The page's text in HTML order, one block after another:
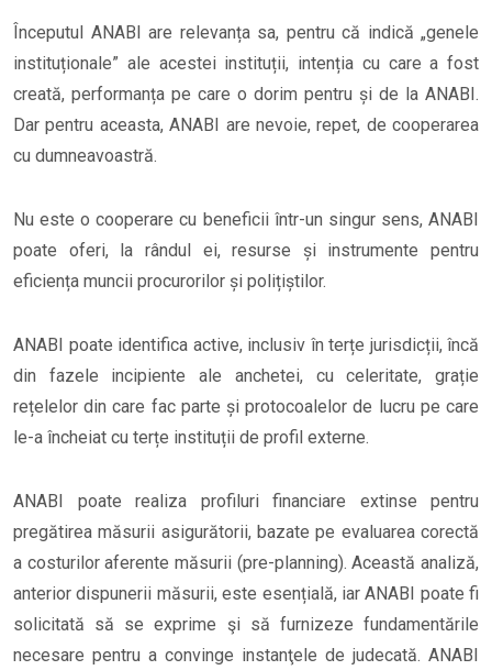
Începutul ANABI are relevanța sa, pentru că indică „genele
instituționale” ale acestei instituții, intenția cu care a fost
creată, performanța pe care o dorim pentru și de la ANABI.
Dar pentru aceasta, ANABI are nevoie, repet, de cooperarea
cu dumneavoastră.
Nu este o cooperare cu beneficii într-un singur sens, ANABI
poate oferi, la rândul ei, resurse și instrumente pentru
eficiența muncii procurorilor și polițiștilor.
ANABI poate identifica active, inclusiv în terțe jurisdicții, încă
din fazele incipiente ale anchetei, cu celeritate, grație
rețelelor din care fac parte și protocoalelor de lucru pe care
le-a încheiat cu terțe instituții de profil externe.
ANABI poate realiza profiluri financiare extinse pentru
pregătirea măsurii asigurătorii, bazate pe evaluarea corectă
a costurilor aferente măsurii (pre-planning). Această analiză,
anterior dispunerii măsurii, este esențială, iar ANABI poate fi
solicitată să se exprime şi să furnizeze fundamentările
necesare pentru a convinge instanţele de judecată. ANABI